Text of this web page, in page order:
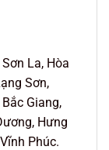
La, Hòa
Sơn,
Giang,
Hưng
Phúc.